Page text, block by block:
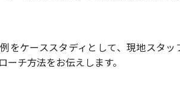
をケーススタディとして、現地スタッ
ーチ方法をお伝えします。